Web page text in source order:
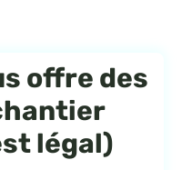
offre des
légal)